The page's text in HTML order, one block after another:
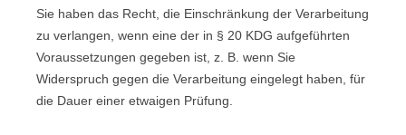
Sie haben das Recht, die Einschränkung der Verarbeitung
zu verlangen, wenn eine der in § 20 KDG aufgeführten
Voraussetzungen gegeben ist, z. B. wenn Sie
Widerspruch gegen die Verarbeitung eingelegt haben, für
die Dauer einer etwaigen Prüfung.